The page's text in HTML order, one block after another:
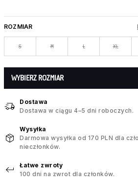
ROZMIAR
S M L XL
WYBIERZ ROZMIAR
Dostawa
Dostawa w ciągu 4–5 dni roboczych.
Wysyłka
Darmowa wysyłka od 170 PLN dla
nieczłonków.
Łatwe zwroty
100 dni na zwrot dla członków.